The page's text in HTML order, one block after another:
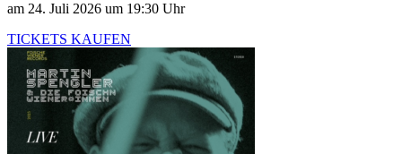
am 24. Juli 2026 um 19:30 Uhr
TICKETS KAUFEN